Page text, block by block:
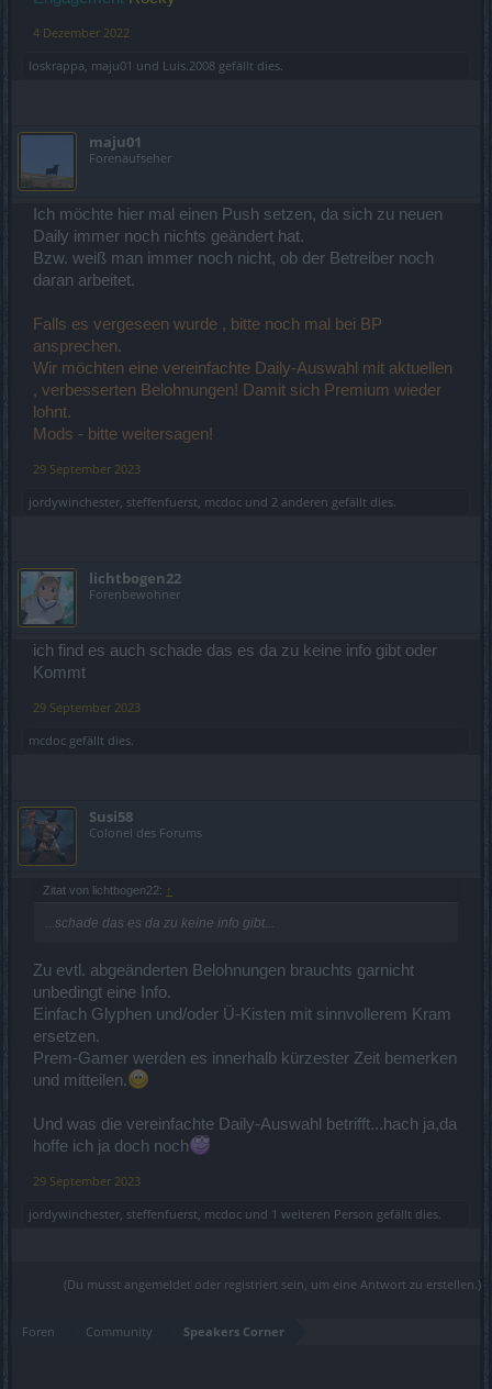
4 Dezember 2022
loskrappa maju01 und Luis.2008 gefällt dies.
maju01
Forenaufseher
Ich möchte hier mal einen Push setzen, da sich zu neuen
Daily immer noch nichts geändert hat.
Bzw. weiß man immer noch nicht, ob der Betreiber noch
daran arbeitet.
Falls es vergeseen wurde , bitte noch mal bei BP
ansprechen.
Wir möchten eine vereinfachte Daily-Auswahl mit aktuellen
, verbesserten Belohnungen! Damit sich Premium wieder
lohnt.
Mods - bitte weitersagen!
29 September 2023
jordywinchester steffenfuerst mcdoc und 2 anderen gefällt dies.
lichtbogen22
Forenbewohner
ich find es auch schade das es da zu keine info gibt oder
Kommt
29 September 2023
mcdoc gefällt dies.
Susi58
Colonel des Forums
Zitat von lichtbogen22: ↑
...schade das es da zu keine info gibt...
Zu evtl. abgeänderten Belohnungen brauchts garnicht
unbedingt eine Info.
Einfach Glyphen und/oder Ü-Kisten mit sinnvollerem Kram
ersetzen.
Prem-Gamer werden es innerhalb kürzester Zeit bemerken
und mitteilen.
Und was die vereinfachte Daily-Auswahl betrifft...hach ja,da
hoffe ich ja doch noch
29 September 2023
jordywinchester, steffenfuerst, mcdoc und 1 weiteren Person gefällt dies.
(Du musst angemeldet oder registriert sein, um eine Antwort zu erstellen.)
Foren Community Speakers Corner